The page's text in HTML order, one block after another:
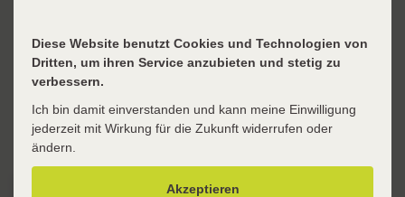
dem dritten Jahrgang an dem Projekt
,,Skipping Hearts" teil.
weiterlesen
Diese Website benutzt Cookies und Technologien von
Dritten, um ihren Service anzubieten und stetig zu
verbessern.
Ich bin damit einverstanden und kann meine Einwilligung
jederzeit mit Wirkung für die Zukunft widerrufen oder
ändern.
Akzeptieren